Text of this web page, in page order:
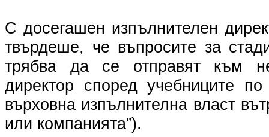
С досегашен изпълнителен
твърдеше, че въпросите за
трябва да се отправят към
директор според учебниците
върховна изпълнителна власт
или компанията”).